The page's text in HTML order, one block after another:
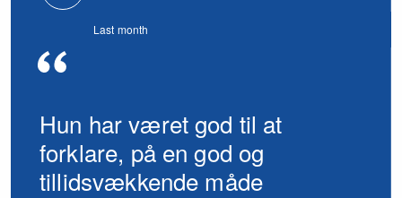
Last month
Hun har været god til at
forklare, på en god og
tillidsvækkende måde